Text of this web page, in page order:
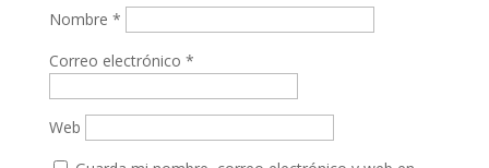
Nombre *
Correo electrónico *
Web